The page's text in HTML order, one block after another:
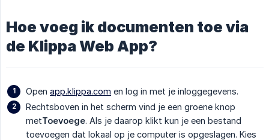
Hoe voeg ik documenten toe via
de Klippa Web App?
Open app.klippa.com en log in met je inloggegevens.
Rechtsboven in het scherm vind je een groene knop
metToevoege. Als je daarop klikt kun je een bestand
toevoegen dat lokaal op je computer is opgeslagen. Kies